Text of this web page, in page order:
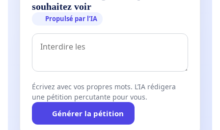
souhaitez voir
Propulsé par l’IA
Écrivez avec vos propres mots. L’IA rédigera
une pétition percutante pour vous.
Générer la pétition